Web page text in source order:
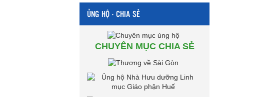
ỦNG HỘ - CHIA SẺ
CHUYÊN MỤC CHIA SẺ